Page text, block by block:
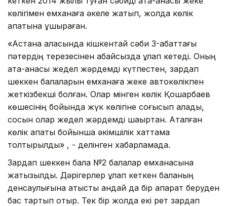
көлігімен емханаға әкеле жатып, жолда көлік
апатына ұшыраған.
«Астана қаласында кішкентай сәби 3-қабаттағы
пәтердің терезесінен абайсызда құлап кетеді. Оның
ата-анасы жедел жәрдемді күтпестен, зардап
шеккен балаларын емханаға жеке автокөлікпен
жеткізбекші болған. Олар мінген көлік Қошқарбаев
көшесінің бойында жүк көлігіне соғысып қалады,
сосын олар жедел жәрдемді шақыртқан. Аталған
көлік апаты бойынша әкімшілік хаттама
толтырылды» , - делінген хабарламада.
Зардап шеккен бала №2 балалар емханасына
жатқызылды. Дәрігерлер құлап кеткен баланың
денсаулығына қатысты қандай да бір ақпарат беруден
бас тартып отыр. Тек бір жолда екі рет зардап